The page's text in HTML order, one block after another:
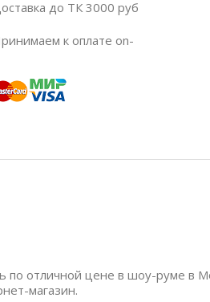
до ТК 3000 руб
к оплате on-
по отличной цене в шоу-руме в
магазин.